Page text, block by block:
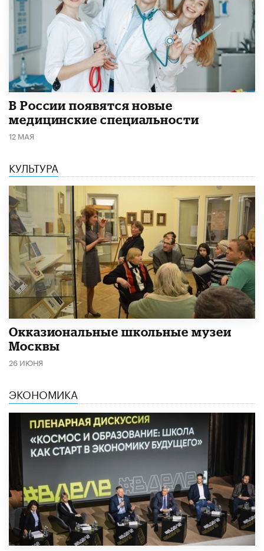
В России появятся новые
медицинские специальности
12 МАЯ
КУЛЬТУРА
​Окказиональные школьные музеи
Москвы
26 ИЮНЯ
ЭКОНОМИКА